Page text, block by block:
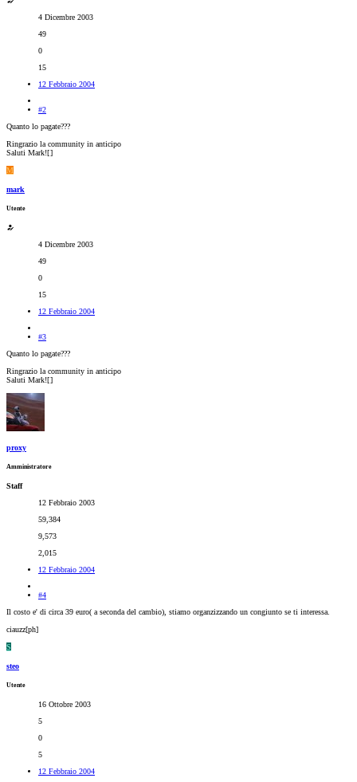
4 Dicembre 2003
49
0
15
12 Febbraio 2004
#2
Quanto lo pagate???
Ringrazio la community in anticipo
Saluti Mark![]
M
mark
Utente
4 Dicembre 2003
49
0
15
12 Febbraio 2004
#3
Quanto lo pagate???
Ringrazio la community in anticipo
Saluti Mark![]
proxy
Amministratore
Staff
12 Febbraio 2003
59,384
9,573
2,015
12 Febbraio 2004
#4
Il costo e' di circa 39 euro( a seconda del cambio), stiamo organzizzando un congiunto se ti interessa.
ciauzz[ph]
S
steo
Utente
16 Ottobre 2003
5
0
5
12 Febbraio 2004